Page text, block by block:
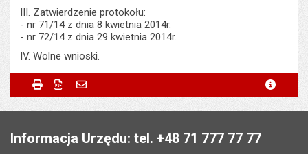
III. Zatwierdzenie protokołu:
- nr 71/14 z dnia 8 kwietnia 2014r.
- nr 72/14 z dnia 29 kwietnia 2014r.
IV. Wolne wnioski.
Metryczka
Podmiot udostępniający:
Urząd Miejski Wrocławia
Powiadom znajomego
Powiadom znajomego
Twoje imię i nazwisko
Twój adres e-mail Pole wymagane
Drukuj Zapisz do PDF
Informacja Urzędu: tel. +48 71 777 77 77